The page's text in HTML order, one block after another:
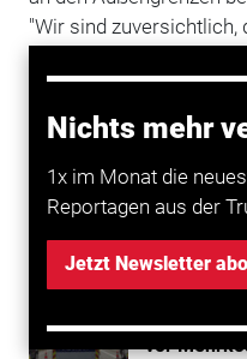
Nichts mehr
1x im Monat die
Reportagen aus der
Jetzt Newsletter
"Wir sind zuversichtlich,
dass der
zwischen der EU und
Transport
vor